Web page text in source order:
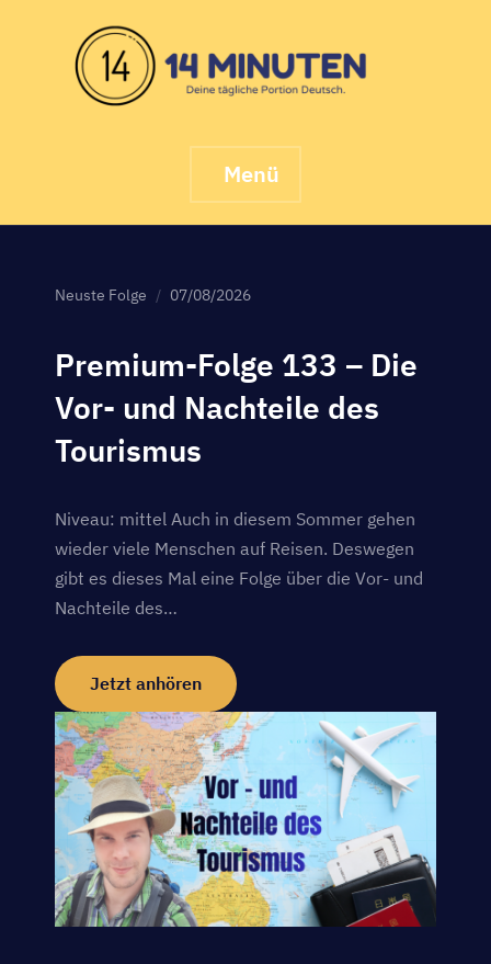
content
Menü
Neuste Folge 07/08/2026
Premium-Folge 133 – Die
Vor- und Nachteile des
Tourismus
Niveau: mittel Auch in diesem Sommer gehen
wieder viele Menschen auf Reisen. Deswegen
gibt es dieses Mal eine Folge über die Vor- und
Nachteile des…
Jetzt anhören